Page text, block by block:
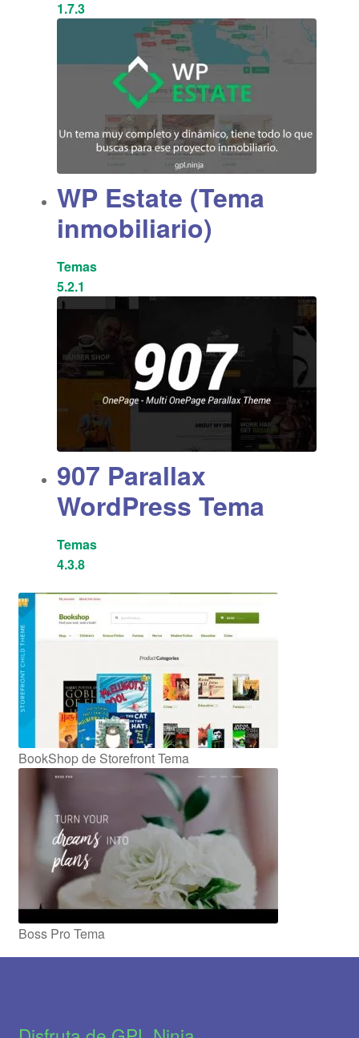
1.7.3
WP Estate (Tema
inmobiliario)
Temas
5.2.1
907 Parallax
WordPress Tema
Temas
4.3.8
BookShop de Storefront Tema
Boss Pro Tema